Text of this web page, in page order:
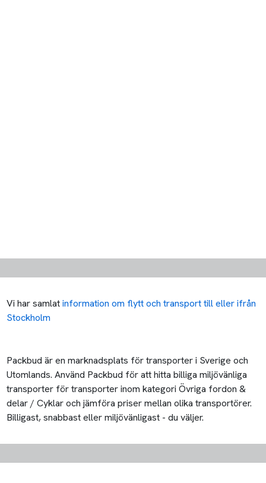
Vi har samlatinformation om flytt och transport till eller ifrån
Stockholm
Packbud är en marknadsplats för transporter i Sverige och
Utomlands. Använd Packbud för att hitta billiga miljövänliga
transporter för transporter inom kategori Övriga fordon &
delar / Cyklar och jämföra priser mellan olika transportörer.
Billigast, snabbast eller miljövänligast - du väljer.